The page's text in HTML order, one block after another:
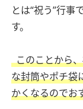
とは“祝う”行事
す。
このことから
な封筒やポチ袋
かくなるのでお